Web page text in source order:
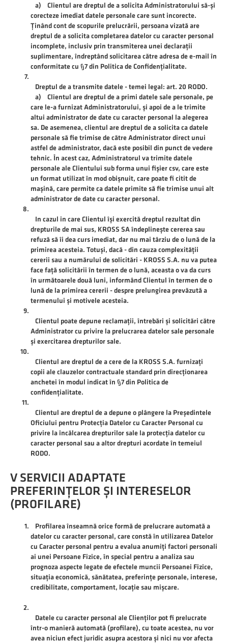
a) Clientul are dreptul de a solicita Administratorului să-și
corecteze imediat datele personale care sunt incorecte.
Ținând cont de scopurile prelucrării, persoana vizată are
dreptul de a solicita completarea datelor cu caracter personal
incomplete, inclusiv prin transmiterea unei declarații
suplimentare, îndreptând solicitarea către adresa de e-mail în
conformitate cu §7 din Politica de Confidențialitate.
Dreptul de a transmite datele - temei legal: art. 20 RODO.
a) Clientul are dreptul de a primi datele sale personale, pe
care le-a furnizat Administratorului, și apoi de a le trimite
altui administrator de date cu caracter personal la alegerea
sa. De asemenea, clientul are dreptul de a solicita ca datele
personale să fie trimise de către Administrator direct unui
astfel de administrator, dacă este posibil din punct de vedere
tehnic. În acest caz, Administratorul va trimite datele
personale ale Clientului sub forma unui fișier csv, care este
un format utilizat în mod obișnuit, care poate fi citit de
mașină, care permite ca datele primite să fie trimise unui alt
administrator de date cu caracter personal.
In cazul in care Clientul își exercită dreptul rezultat din
drepturile de mai sus, KROSS SA îndeplinește cererea sau
refuză să îi dea curs imediat, dar nu mai târziu de o lună de la
primirea acesteia. Totuși, dacă - din cauza complexității
cererii sau a numărului de solicitări - KROSS S.A. nu va putea
face față solicitării în termen de o lună, aceasta o va da curs
în următoarele două luni, informând Clientul în termen de o
lună de la primirea cererii - despre prelungirea prevăzută a
termenului și motivele acesteia.
Clientul poate depune reclamații, întrebări și solicitări către
Administrator cu privire la prelucrarea datelor sale personale
și exercitarea drepturilor sale.
Clientul are dreptul de a cere de la KROSS S.A. furnizați
copii ale clauzelor contractuale standard prin direcționarea
anchetei în modul indicat în §7 din Politica de
confidențialitate.
Clientul are dreptul de a depune o plângere la Președintele
Oficiului pentru Protecția Datelor cu Caracter Personal cu
privire la încălcarea drepturilor sale la protecția datelor cu
caracter personal sau a altor drepturi acordate în temeiul
RODO.
V SERVICII ADAPTATE
PREFERINȚELOR ȘI INTERESELOR
(PROFILARE)
Profilarea înseamnă orice formă de prelucrare automată a
datelor cu caracter personal, care constă în utilizarea Datelor
cu Caracter personal pentru a evalua anumiți factori personali
ai unei Persoane Fizice, în special pentru a analiza sau
prognoza aspecte legate de efectele muncii Persoanei Fizice,
situația economică, sănătatea, preferințe personale, interese,
credibilitate, comportament, locație sau mișcare.
Datele cu caracter personal ale Clienților pot fi prelucrate
într-o manieră automată (profilare), cu toate acestea, nu vor
avea niciun efect juridic asupra acestora și nici nu vor afecta